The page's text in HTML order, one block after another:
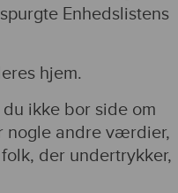
Enhedslistens
hjem.
ikke bor side om
nogle andre værdier,
der undertrykker,